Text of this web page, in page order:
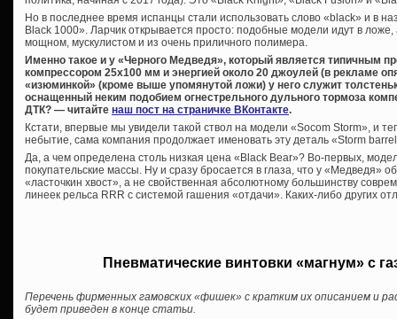
Но в последнее время испанцы стали использовать слово «black» и в
Black 1000». Ларчик открывается просто: подобные модели идут в
мощном, мускулистом и из очень приличного полимера.
Именно такое и у «Черного Медведя», который является типичным
компрессором 25х100 мм и энергией около 20 джоулей (в рекламе
«изюминкой» (кроме выше упомянутой ложи) у него служит
оснащенный неким подобием огнестрельного дульного тормоза
ДТК? — читайте наш пост на страничке ВКонтакте.
Кстати, впервые мы увидели такой ствол на модели «Socom Storm», и
небытие, сама компания продолжает именовать эту деталь «Storm
Да, а чем определена столь низкая цена «Black Bear»? Во-первых,
покупательские массы. Ну и сразу бросается в глаза, что у
«ласточкин хвост», а не свойственная абсолютному большинству
линеек рельса RRR с системой гашения «отдачи». Каких-либо других
Пневматические винтовки «магнум» с
Перечень фирменных гамовских «фишек» с кратким их описанием и
будет приведен в конце статьи.